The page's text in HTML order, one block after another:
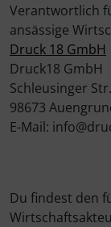
Verantwortlich
ansässige
Druck 18 GmbH
Druck18 GmbH
Schleusinger
98673
E-Mail:
Du findest den